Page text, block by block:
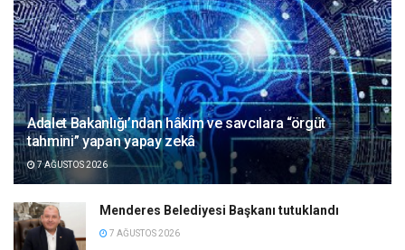
Adalet Bakanlığı’ndan hâkim ve savcılara “örgüt
tahmini” yapan yapay zekâ
7 AĞUSTOS 2026
Menderes Belediyesi Başkanı tutuklandı
7 AĞUSTOS 2026